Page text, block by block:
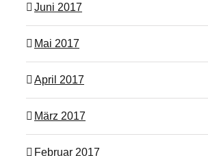
Juni 2017
Mai 2017
April 2017
März 2017
Februar 2017